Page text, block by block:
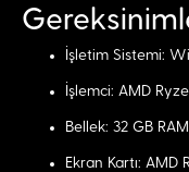
İşletim Sistemi:
İşlemci: AMD
Bellek: 32 GB RAM
Ekran Kartı: AMD